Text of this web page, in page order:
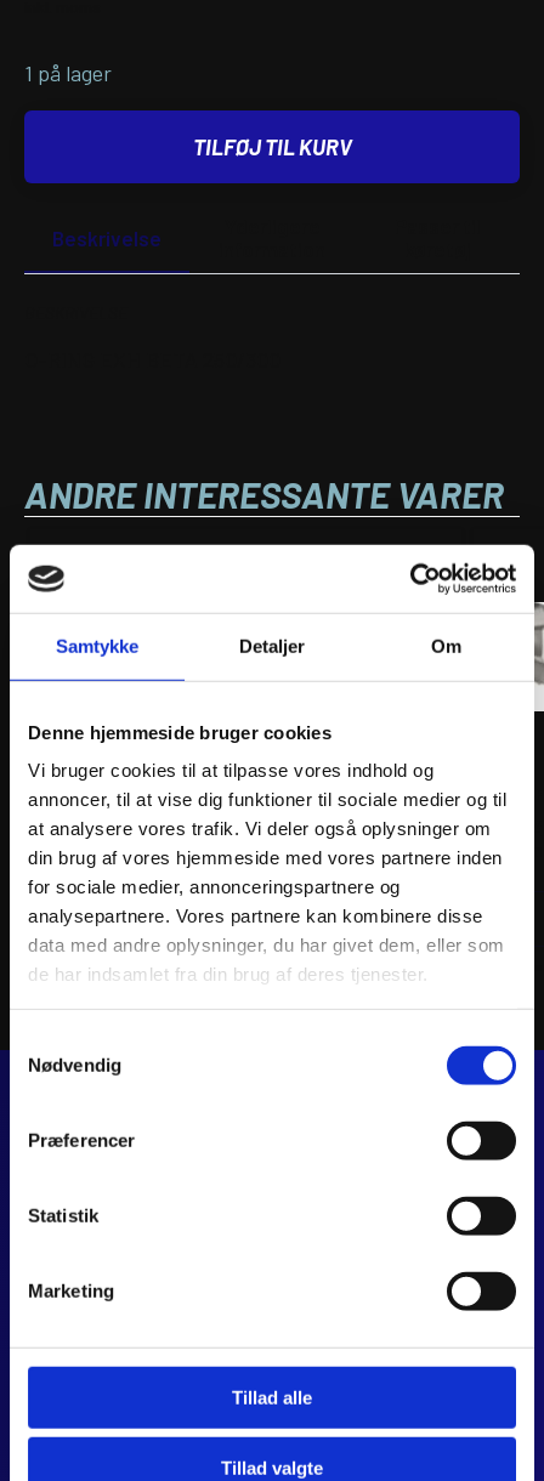
Samtykke Detaljer Om
Denne hjemmeside bruger cookies
Vi bruger cookies til at tilpasse vores indhold og
annoncer, til at vise dig funktioner til sociale medier og til
at analysere vores trafik. Vi deler også oplysninger om
din brug af vores hjemmeside med vores partnere inden
for sociale medier, annonceringspartnere og
analysepartnere. Vores partnere kan kombinere disse
data med andre oplysninger, du har givet dem, eller som
de har indsamlet fra din brug af deres tjenester.
Nødvendig
Præferencer
Statistik
Marketing
Tillad alle
Tillad valgte
1 på lager
TILFØJ TIL KURV
Beskrivelse
ANDRE INTERESSANTE VARER
AKRAPOVIC CLAMP MUFFLER TYPE TD12
447kr.
inkl. moms
Tilføj til kurv
inkl.
JJ MOTORCYKLER
CVR 44928280
webshop@jjmotorcykler.dk
BUTIKKEN
Mandag: 10:00 - 16:00